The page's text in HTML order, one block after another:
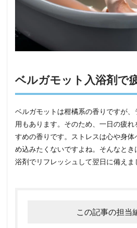
ベルガモット入浴剤で
ベルガモットは柑橘系の香りですが
用もあります。そのため、一日の疲
すめの香りです。ストレスは心や身
め込みたくないですよね。そんなとき
浴剤でリフレッシュして翌日に備えま
この記事の担当